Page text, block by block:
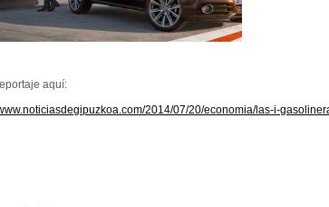
aquí:
2014/07/20/economia/las-i-